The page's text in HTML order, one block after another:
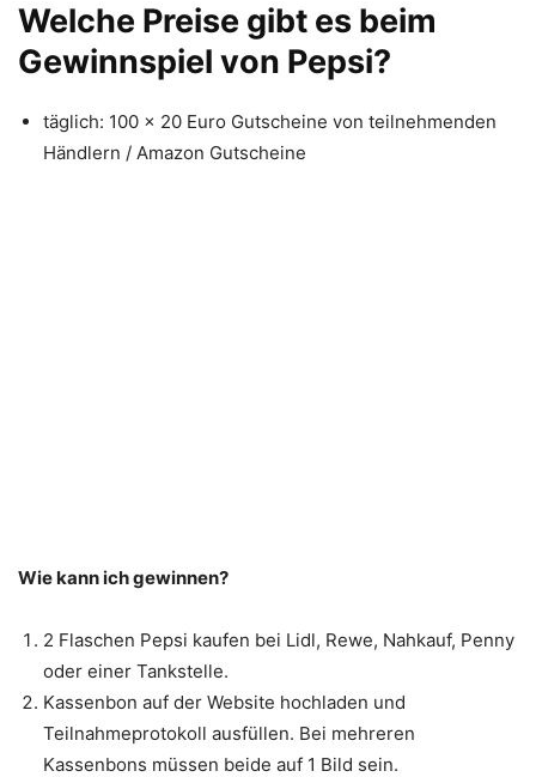
Welche Preise gibt es beim
Gewinnspiel von Pepsi?
täglich: 100 x 20 Euro Gutscheine von teilnehmenden
Händlern / Amazon Gutscheine
Wie kann ich gewinnen?
2 Flaschen Pepsi kaufen bei Lidl, Rewe, Nahkauf, Penny
oder einer Tankstelle.
Kassenbon auf der Website hochladen und
Teilnahmeprotokoll ausfüllen. Bei mehreren
Kassenbons müssen beide auf 1 Bild sein.